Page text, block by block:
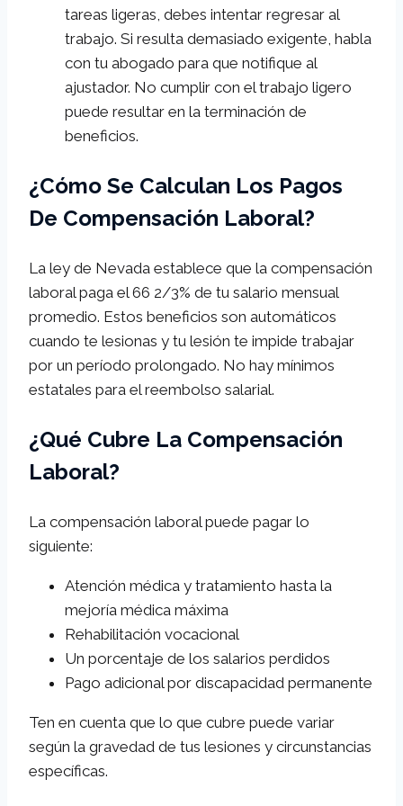
tareas ligeras, debes intentar regresar al
trabajo. Si resulta demasiado exigente, habla
con tu abogado para que notifique al
ajustador. No cumplir con el trabajo ligero
puede resultar en la terminación de
beneficios.
¿Cómo Se Calculan Los Pagos
De Compensación Laboral?
La ley de Nevada establece que la compensación
laboral paga el 66 2/3% de tu salario mensual
promedio. Estos beneficios son automáticos
cuando te lesionas y tu lesión te impide trabajar
por un período prolongado. No hay mínimos
estatales para el reembolso salarial.
¿Qué Cubre La Compensación
Laboral?
La compensación laboral puede pagar lo
siguiente:
Atención médica y tratamiento hasta la
mejoría médica máxima
Rehabilitación vocacional
Un porcentaje de los salarios perdidos
Pago adicional por discapacidad permanente
Ten en cuenta que lo que cubre puede variar
según la gravedad de tus lesiones y circunstancias
específicas.